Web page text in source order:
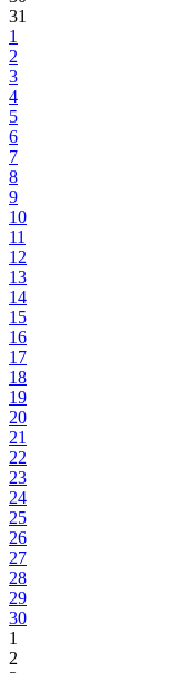
31
1
2
3
4
5
6
7
8
9
10
11
12
13
14
15
16
17
18
19
20
21
22
23
24
25
26
27
28
29
30
1
2